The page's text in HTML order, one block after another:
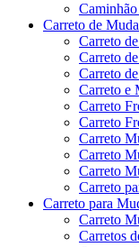
Carreto de
Carreto
Carreto
Carreto
Carreto e
Carreto
Carreto
Carreto
Carreto
Carreto
Carreto
Carreto para
Carreto
Carretos